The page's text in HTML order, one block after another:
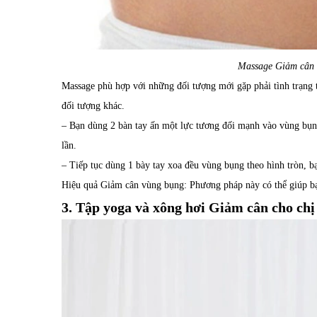
Massage Giảm
Massage phù hợp với những đối tượng mới gặp phải tình
đối tượng khác.
– Bạn dùng 2 bàn tay ấn một lực tương đối mạnh vào vùng
lần.
– Tiếp tục dùng 1 bày tay xoa đều vùng bụng theo hình tròn,
Hiệu quả Giảm cân vùng bụng: Phương pháp này có thể giúp
3. Tập yoga và xông hơi Giảm cân cho